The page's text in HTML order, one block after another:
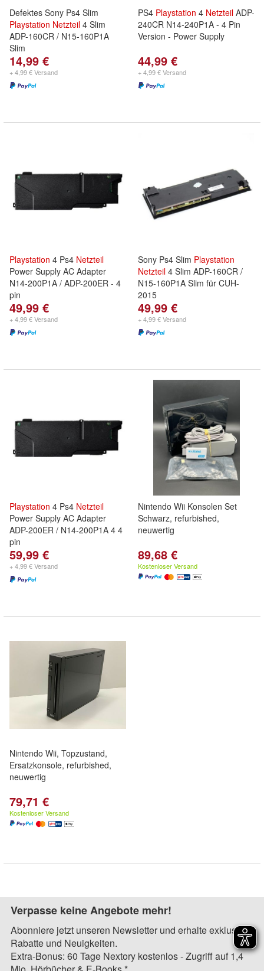
Defektes Sony Ps4 Slim
Playstation Netzteil 4 Slim
ADP-160CR / N15-160P1A
Slim
14,99 €
+ 4,99 € Versand
PS4 Playstation 4 Netzteil ADP-
240CR N14-240P1A - 4 Pin
Version - Power Supply
44,99 €
+ 4,99 € Versand
Playstation 4 Ps4 Netzteil
Power Supply AC Adapter
N14-200P1A / ADP-200ER - 4
pin
49,99 €
+ 4,99 € Versand
Sony Ps4 Slim Playstation
Netzteil 4 Slim ADP-160CR /
N15-160P1A Slim für CUH-
2015
49,99 €
+ 4,99 € Versand
Playstation 4 Ps4 Netzteil
Power Supply AC Adapter
ADP-200ER / N14-200P1A 4 4
pin
59,99 €
+ 4,99 € Versand
Nintendo Wii Konsolen Set
Schwarz, refurbished,
neuwertig
89,68 €
Kostenloser Versand
Nintendo Wii, Topzustand,
Ersatzkonsole, refurbished,
neuwertig
79,71 €
Kostenloser Versand
Verpasse keine Angebote mehr!
Abonniere jetzt unseren Newsletter und erhalte exklusive
Rabatte und Neuigkeiten.
Extra-Bonus: 60 Tage Nextory kostenlos - Zugriff auf 1,4